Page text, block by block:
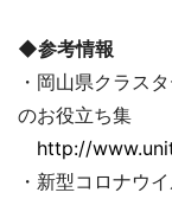
◆参考情報
・岡山県クラス
のお役立ち集
http://
・新型コロナウ